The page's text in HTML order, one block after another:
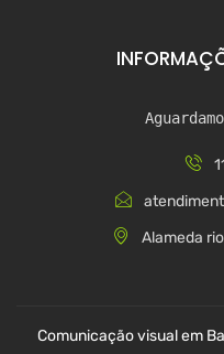
Alameda
Comunicação visual em